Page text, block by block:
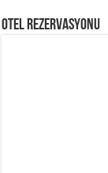
Otel Rezervasyonu